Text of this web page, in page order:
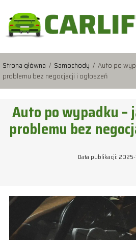
Strona główna / Samochody / Auto po
problemu bez negocjacji i ogłoszeń
Auto po wypadku –
problemu bez
Data publikacji: